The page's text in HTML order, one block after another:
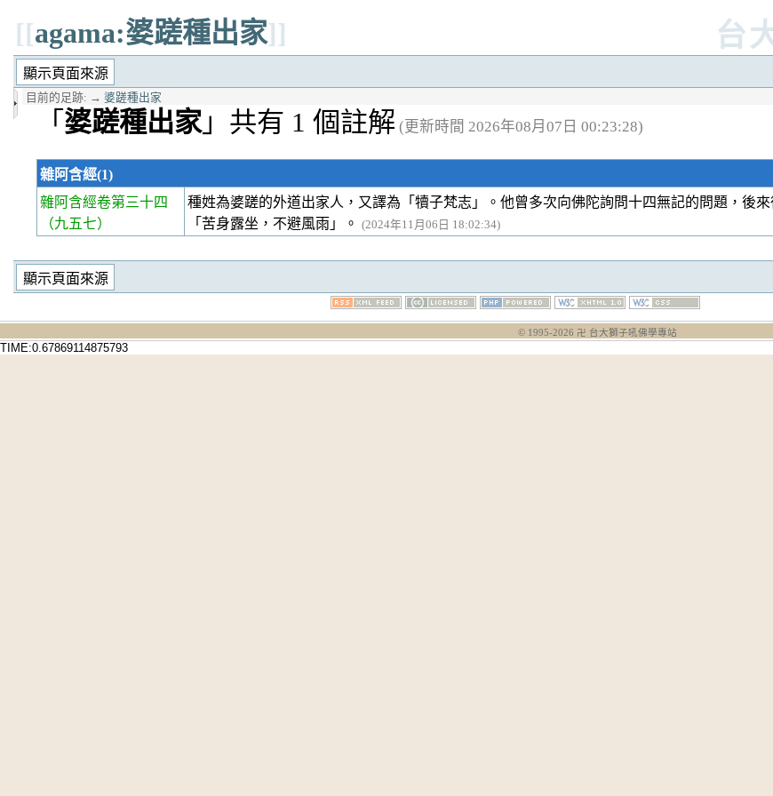
[[agama:婆蹉種出家]] 台
目前的足跡: → 婆蹉種出家
「 婆蹉種出家」共有 1 個註解 (更新時間 2026年08月07日 00:23:28)
雜阿含經(1)
雜阿含經卷第三十四
（九五七）
種姓為婆蹉的外道出家人，又譯為「犢子梵志」。他曾多次向佛陀詢問十四無記的問題，後
「苦身露坐，不避風雨」。
(2024年11月06日 18:02:34)
© 1995-2026 卍 台大獅子吼佛學專站
TIME:0.67869114875793